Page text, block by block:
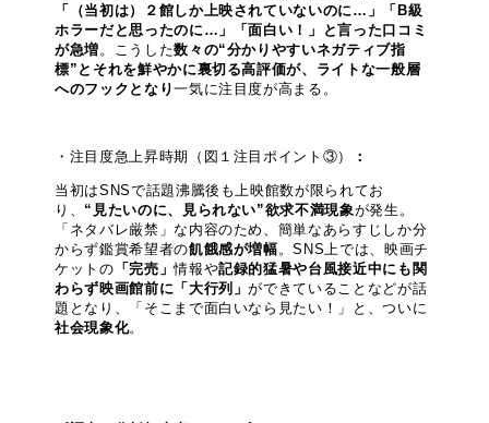
「（当初は）２館しか上映されていないのに…」「B級
ホラーだと思ったのに…」「面白い！」と言った口コミ
が急増 。こうした数々の“分かりやすいネガティブ指
標”とそれを鮮やかに裏切る高評価が、ライトな一般層
へのフックとなり一気に注目度が高まる。
・注目度急上昇時期（図１注目ポイント③） ：
当初はSNSで話題沸騰後も上映館数が限られてお
り、 “見たいのに、見られない”欲求不満現象が発生。
「ネタバレ厳禁」な内容のため、簡単なあらすじしか分
からず鑑賞希望者の飢餓感が増幅 。SNS上では、映画チ
ケットの 「完売」情報や記録的猛暑や台風接近中にも関
わらず映画館前に「大行列」ができていることなどが話
題となり、「そこまで面白いなら見たい！」と、ついに
社会現象化。